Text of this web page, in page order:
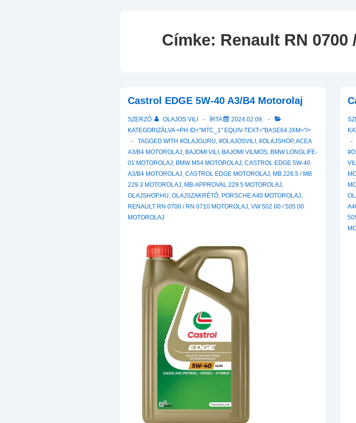
Címke: Renault RN 0700
Castrol EDGE 5W-40 A3/B4 Motorolaj
SZERZŐ: OLAJOS VILI ÍRTA
2024.02.09.
KATEGORIZÁLVA <PH ID="MTC_1" EQUIV-TEXT="BASE64:JXM="/>
TAGGED WITH#OLAJGURU,#OLAJOSVILI ,#OLAJSHOP,ACEA
A3/B4 MOTOROLAJ, BAJOMI VILI , BAJOMI VILMOS, BMW LONGLIFE-
01 MOTOROLAJ, BMW M54 MOTOROLAJ,CASTROL EDGE 5W-40
A3/B4 MOTOROLAJ,CASTROL EDGE MOTOROLAJ, MB 226.5 / MB
229.3 MOTOROLAJ, MB-APPROVAL 229.5 MOTOROLAJ,
OLAJSHOP.HU,OLAJSZAKRÉTŐ, PORSCHE A40 MOTOROLAJ,
RENAULT RN 0700 / RN 0710 MOTOROLAJ,VW 502 00 / 505 00
MOTOROLAJ